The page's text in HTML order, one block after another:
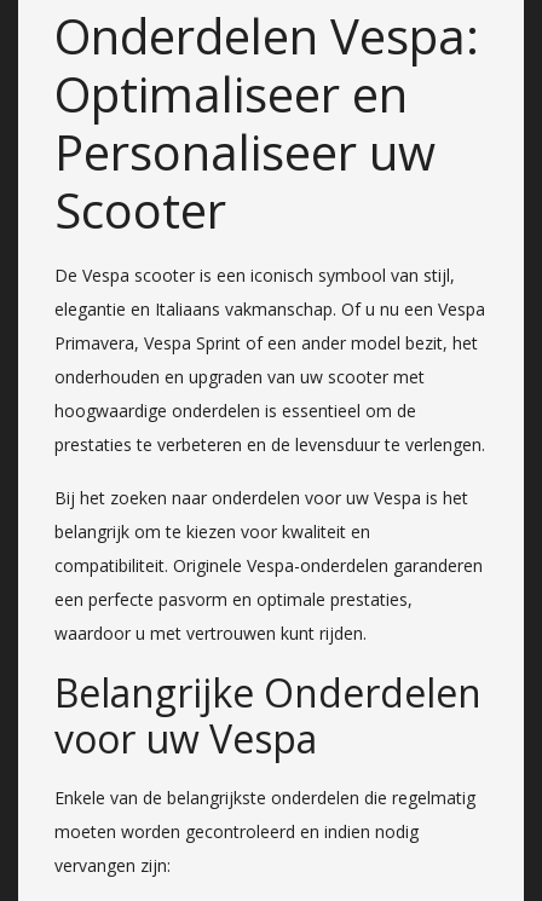
Onderdelen Vespa:
Optimaliseer en
Personaliseer uw
Scooter
De Vespa scooter is een iconisch symbool van stijl,
elegantie en Italiaans vakmanschap. Of u nu een Vespa
Primavera, Vespa Sprint of een ander model bezit, het
onderhouden en upgraden van uw scooter met
hoogwaardige onderdelen is essentieel om de
prestaties te verbeteren en de levensduur te verlengen.
Bij het zoeken naar onderdelen voor uw Vespa is het
belangrijk om te kiezen voor kwaliteit en
compatibiliteit. Originele Vespa-onderdelen garanderen
een perfecte pasvorm en optimale prestaties,
waardoor u met vertrouwen kunt rijden.
Belangrijke Onderdelen
voor uw Vespa
Enkele van de belangrijkste onderdelen die regelmatig
moeten worden gecontroleerd en indien nodig
vervangen zijn: